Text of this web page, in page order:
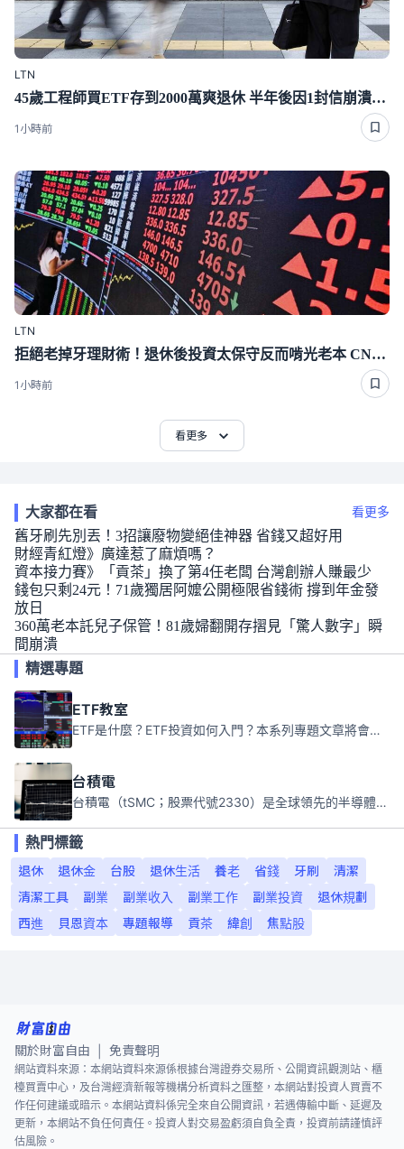
LTN
45歲工程師買ETF存到2000萬爽退休 半年後因1封信崩潰重回職場
1小時前
LTN
拒絕老掉牙理財術！退休後投資太保守反而啃光老本 CNBC專家點出投資配比成敗關鍵
1小時前
看更多
大家都在看 看更多
舊牙刷先別丟！3招讓廢物變絕佳神器 省錢又超好用
財經青紅燈》廣達惹了麻煩嗎？
資本接力賽》「貢茶」換了第4任老闆 台灣創辦人賺最少
錢包只剩24元！71歲獨居阿嬤公開極限省錢術 撐到年金發
放日
360萬老本託兒子保管！81歲婦翻開存摺見「驚人數字」瞬
間崩潰
精選專題
ETF教室
ETF是什麼？ETF投資如何入門？本系列專題文章將會告訴你新手必須知道的ETF基礎知識。
台積電
台積電（tSMC；股票代號2330）是全球領先的半導體代工公司，成立於1987年，總部位於台灣新竹。且已於美國、日本、德國及中國設廠，台積電是全球首家專業積體電路製造服務公司，也是全球最先進和最大規模的半導體代工廠。
熱門標籤
退休
退休金 台股 退休生活 養老 省錢 牙刷
清潔
清潔工具
副業 副業收入 副業工作 副業投資
退休規劃
西進
貝恩資本 專題報導 貢茶 緯創 焦點股
關於財富自由 免責聲明
網站資料來源：本網站資料來源係根據台灣證券交易所、公開資訊觀測站、櫃
檯買賣中心，及台灣經濟新報等機構分析資料之匯整，本網站對投資人買賣不
作任何建議或暗示。本網站資料係完全來自公開資訊，若遇傳輸中斷、延遲及
更新，本網站不負任何責任。投資人對交易盈虧須自負全責，投資前請謹慎評
估風險。